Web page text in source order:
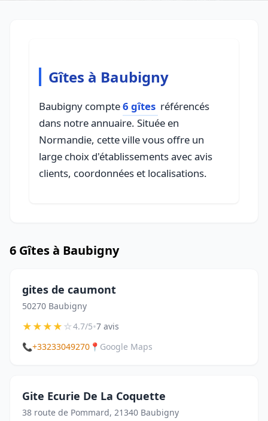
Gîtes à Baubigny
Baubigny compte6 gîtes référencés
dans notre annuaire. Située en
Normandie, cette ville vous offre un
large choix d'établissements avec avis
clients, coordonnées et localisations.
6 Gîtes à Baubigny
gites de caumont
50270 Baubigny
★★★★☆4.7/5•7 avis
📞+33233049270 📍 Google Maps
Gite Ecurie De La Coquette
38 route de Pommard, 21340 Baubigny